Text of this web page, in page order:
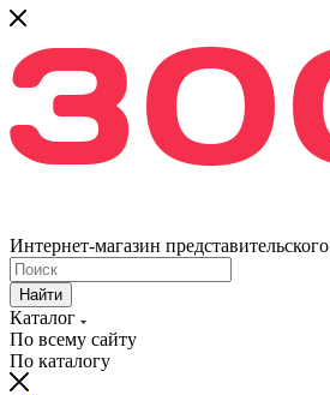
Интернет-магазин представительского
Найти
Каталог
По всему сайту
По каталогу